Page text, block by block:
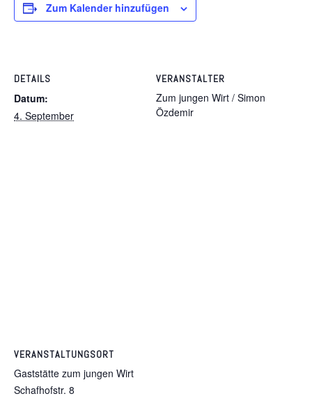
Zum Kalender hinzufügen
DETAILS
Datum:
4. September
VERANSTALTER
Zum jungen Wirt / Simon
Özdemir
VERANSTALTUNGSORT
Gaststätte zum jungen Wirt
Schafhofstr. 8